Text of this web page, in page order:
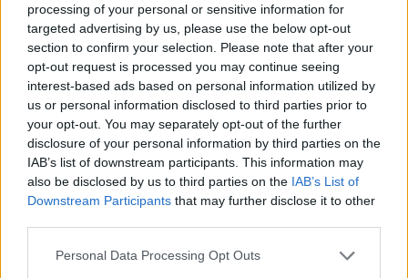
processing of your personal or sensitive information for
targeted advertising by us, please use the below opt-out
section to confirm your selection. Please note that after your
opt-out request is processed you may continue seeing
interest-based ads based on personal information utilized by
us or personal information disclosed to third parties prior to
your opt-out. You may separately opt-out of the further
disclosure of your personal information by third parties on the
IAB’s list of downstream participants. This information may
also be disclosed by us to third parties on the IAB’s List of
Downstream Participants that may further disclose it to other
Personal Data Processing Opt Outs
Aukció helye: 1055 Budapest, Falk Miksa utca 24-26.
Tételszám: 859
Eladó adatai
Eladó:Biksady Galéria
Cím: Törő Tamás
Biksady Galéria Kft.
1055, Budapest, Falk Miksa u.
24-26.
9307